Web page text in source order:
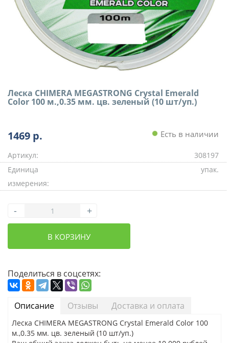
Леска CHIMERA MEGASTRONG Crystal Emerald
Color 100 м.,0.35 мм. цв. зеленый (10 шт/уп.)
1469 р. Есть в наличии
Артикул:
308197
Единица
измерения:
упак.
- +
В КОРЗИНУ
Поделиться в соцсетях:
Описание Отзывы Доставка и оплата
Леска CHIMERA MEGASTRONG Crystal Emerald Color 100
м.,0.35 мм. цв. зеленый (10 шт/уп.)